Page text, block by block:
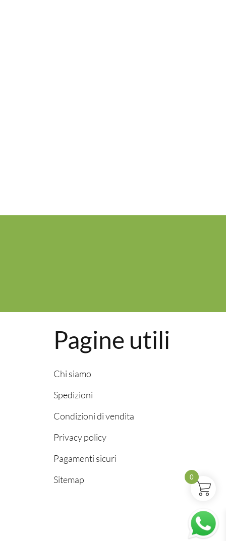
Pagine utili
Chi siamo
Spedizioni
Condizioni di vendita
Privacy policy
Pagamenti sicuri
Sitemap
0